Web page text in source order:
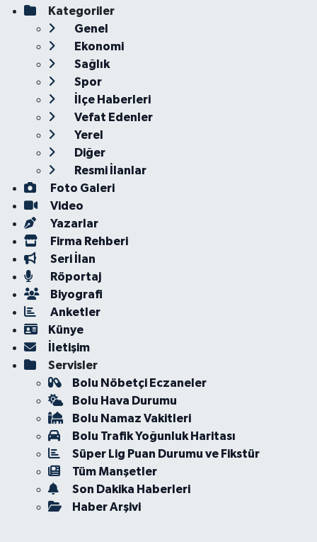
Kategoriler
Genel
Ekonomi
Sağlık
Spor
İlçe Haberleri
Vefat Edenler
Yerel
Diğer
Resmi İlanlar
Foto Galeri
Video
Yazarlar
Firma Rehberi
Seri İlan
Röportaj
Biyografi
Anketler
Künye
İletişim
Servisler
Bolu Nöbetçi Eczaneler
Bolu Hava Durumu
Bolu Namaz Vakitleri
Bolu Trafik Yoğunluk Haritası
Süper Lig Puan Durumu ve Fikstür
Tüm Manşetler
Son Dakika Haberleri
Haber Arşivi